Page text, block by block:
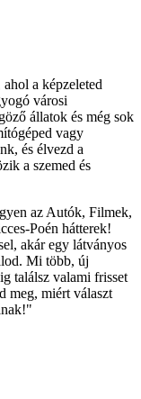
a képzeleted
városi
állatok és még sok
vagy
és élvezd a
a szemed és
az Autók, Filmek,
Poén hátterek!
akár egy látványos
Mi több, új
találsz valami frisset
meg, miért választ